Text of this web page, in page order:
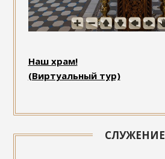
Наш храм!
(Виртуальный тур)
СЛУЖЕНИЕ